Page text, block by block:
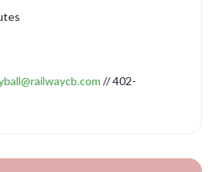
// 402-